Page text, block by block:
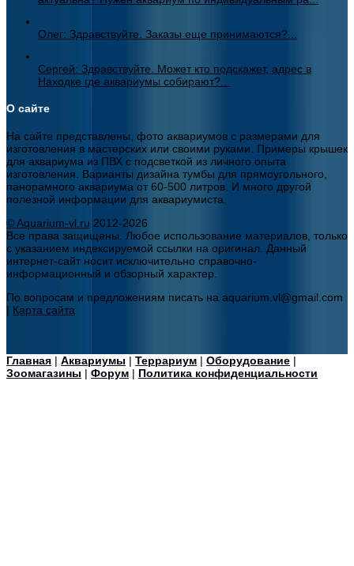
Олег: Здравствуйте. Заказы еще принимаются?...
Сергей: Здравствуйте. Может кто подскажет, адрес в
Находке где аквариумы собирают?...
О сайте
На сайте представлены, фото аквариумов с размерами для
изготовления в мастерских или своими руками. Примеры крышек
для аквариума из ПВХ с подсветкой из личного опыта
изготовления. Варианты дизайна тумбы для прямоугольного,
панорамного аквариума от 60-500 литров. И много другой
полезной информации для аквариумиста.
© Aquarium-vl.ru 2012-2026
Все права защищены. Любое использование материалов, только
с указанием индексируемой ссылки на оригинал. Данный
интернет-сайт носит исключительно справочно-
информационный и обзорный характер.
По вопросам и предложениям писать на aquarium.vl@gmail.com
| Карта сайта
Главная | Аквариумы | Террариум | Оборудование |
Зоомагазины | Форум | Политика конфиденциальности